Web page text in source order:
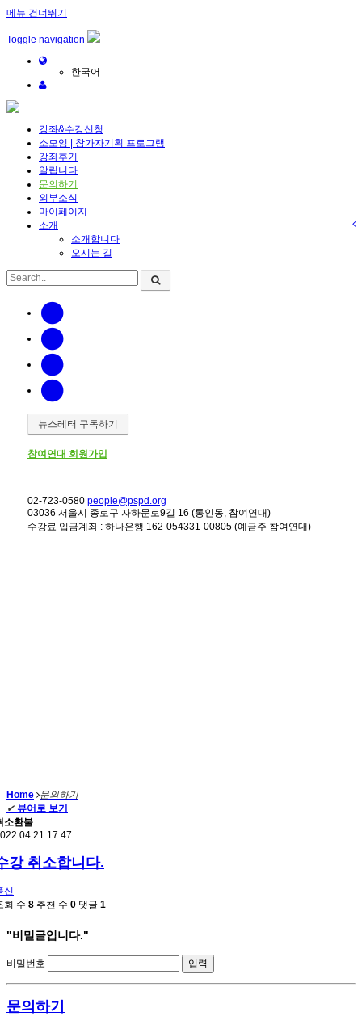
메뉴 건너뛰기
Toggle navigation
한국어
강좌&수강신청
소모임 | 참가자기획 프로그램
강좌후기
알립니다
문의하기
외부소식
마이페이지
소개
소개합니다
오시는 길
뉴스레터 구독하기
참여연대 회원가입
02-723-0580 people@pspd.org
03036 서울시 종로구 자하문로9길 16 (통인동, 참여연대)
수강료 입금계좌 : 하나은행 162-054331-00805 (예금주 참여연대)
Home 문의하기
✔ 뷰어로 보기
소환불
17:47
강 취소합니다.
신
회 수 8 추천 수 0 댓글 1
"비밀글입니다."
비밀번호
문의하기